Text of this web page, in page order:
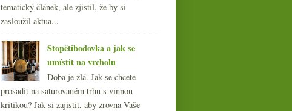
tematický článek, ale zjistil, že by si
zasloužil aktua...
Stopětibodovka a jak se
umístit na vrcholu
Doba je zlá. Jak se chcete
prosadit na saturovaném trhu s vinnou
kritikou? Jak si zajistit, aby zrovna Vaše